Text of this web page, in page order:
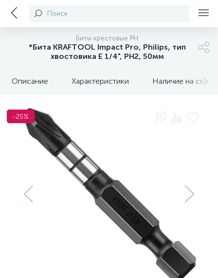
Поиск
Биты крестовые PH
*Бита KRAFTOOL Impact Pro, Philips, тип
хвостовика E 1/4", PH2, 50мм
Описание Характеристики Наличие на
-25%